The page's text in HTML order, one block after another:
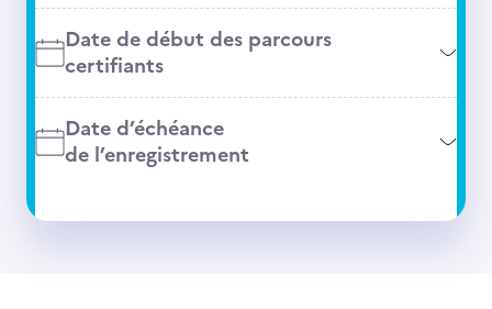
Date de début des parcours
certifiants
Date d’échéance
de l’enregistrement